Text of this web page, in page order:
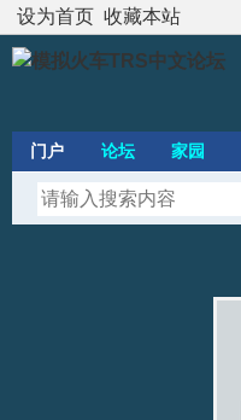
设为首页 收藏本站
门户 论坛 家园